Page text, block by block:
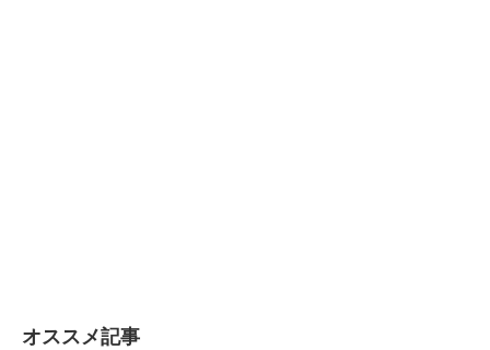
オススメ記事